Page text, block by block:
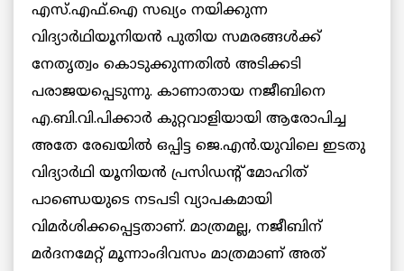
എസ്.എഫ്.ഐ സഖ്യം നയിക്കുന്ന
വിദ്യാര്‍ഥിയൂനിയന്‍ പുതിയ സമരങ്ങള്‍ക്ക്
നേതൃത്വം കൊടുക്കുന്നതില്‍ അടിക്കടി
പരാജയപ്പെടുന്നു. കാണാതായ നജീബിനെ
എ.ബി.വി.പിക്കാര്‍ കുറ്റവാളിയായി ആരോപിച്ച
അതേ രേഖയില്‍ ഒപ്പിട്ട ജെ.എന്‍.യുവിലെ ഇടതു
വിദ്യാര്‍ഥി യൂനിയന്‍ പ്രസിഡന്‍റ് മോഹിത്
പാണ്ഡെയുടെ നടപടി വ്യാപകമായി
വിമര്‍ശിക്കപ്പെട്ടതാണ്. മാത്രമല്ല, നജീബിന്
മര്‍ദനമേറ്റ് മൂന്നാംദിവസം മാത്രമാണ് അത്